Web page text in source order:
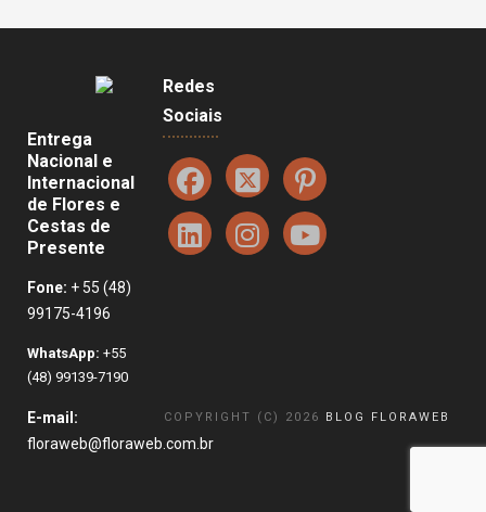
Entrega
Nacional e
Internacional
de Flores e
Cestas de
Presente
Fone: + 55 (48)
99175-4196
WhatsApp: +55
(48) 99139-7190
E-mail:
floraweb@floraweb.com.br
Redes
Sociais
COPYRIGHT (C) 2026 BLOG FLORAWEB